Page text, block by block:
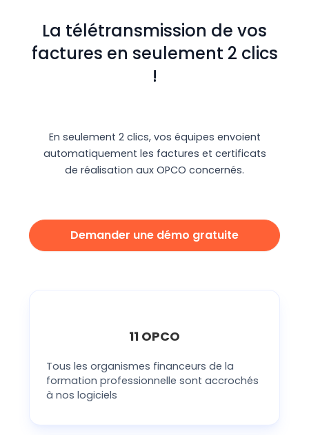
La télétransmission de vos
factures en seulement 2 clics
!
En seulement 2 clics, vos équipes envoient
automatiquement les factures et certificats
de réalisation aux OPCO concernés.
Demander une démo gratuite
11 OPCO
Tous les organismes financeurs de la
formation professionnelle sont accrochés
à nos logiciels